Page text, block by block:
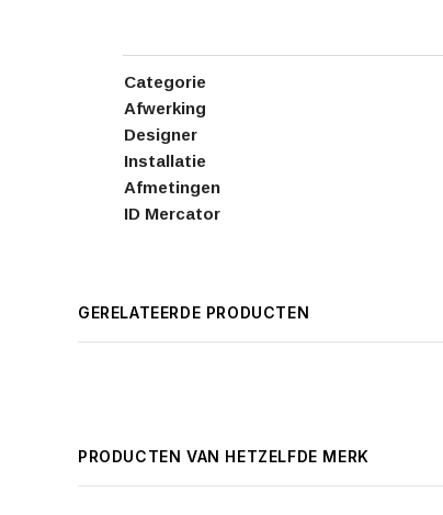
Categorie
Afwerking
Designer
Installatie
Afmetingen
ID Mercator
GERELATEERDE PRODUCTEN
PRODUCTEN VAN HETZELFDE MERK